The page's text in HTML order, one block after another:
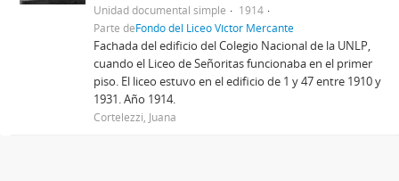
Unidad documental simple
1914
Parte deFondo del Liceo Víctor Mercante
Fachada del edificio del Colegio Nacional de la UNLP,
cuando el Liceo de Señoritas funcionaba en el primer
piso. El liceo estuvo en el edificio de 1 y 47 entre 1910 y
1931. Año 1914.
Cortelezzi, Juana